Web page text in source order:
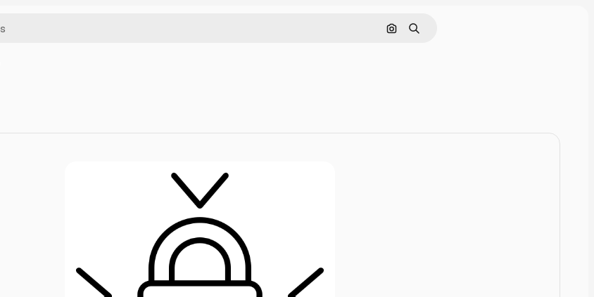
Rechercher par image
Rechercher